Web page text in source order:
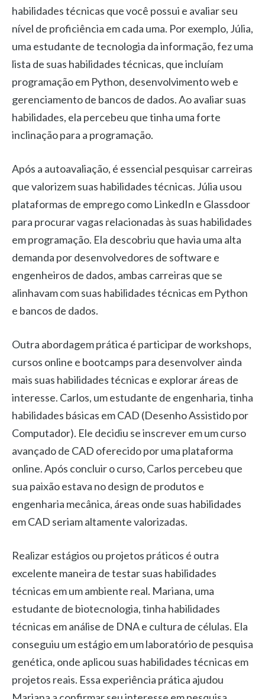
habilidades técnicas que você possui e avaliar seu
nível de proficiência em cada uma. Por exemplo, Júlia,
uma estudante de tecnologia da informação, fez uma
lista de suas habilidades técnicas, que incluíam
programação em Python, desenvolvimento web e
gerenciamento de bancos de dados. Ao avaliar suas
habilidades, ela percebeu que tinha uma forte
inclinação para a programação.
Após a autoavaliação, é essencial pesquisar carreiras
que valorizem suas habilidades técnicas. Júlia usou
plataformas de emprego como LinkedIn e Glassdoor
para procurar vagas relacionadas às suas habilidades
em programação. Ela descobriu que havia uma alta
demanda por desenvolvedores de software e
engenheiros de dados, ambas carreiras que se
alinhavam com suas habilidades técnicas em Python
e bancos de dados.
Outra abordagem prática é participar de workshops,
cursos online e bootcamps para desenvolver ainda
mais suas habilidades técnicas e explorar áreas de
interesse. Carlos, um estudante de engenharia, tinha
habilidades básicas em CAD (Desenho Assistido por
Computador). Ele decidiu se inscrever em um curso
avançado de CAD oferecido por uma plataforma
online. Após concluir o curso, Carlos percebeu que
sua paixão estava no design de produtos e
engenharia mecânica, áreas onde suas habilidades
em CAD seriam altamente valorizadas.
Realizar estágios ou projetos práticos é outra
excelente maneira de testar suas habilidades
técnicas em um ambiente real. Mariana, uma
estudante de biotecnologia, tinha habilidades
técnicas em análise de DNA e cultura de células. Ela
conseguiu um estágio em um laboratório de pesquisa
genética, onde aplicou suas habilidades técnicas em
projetos reais. Essa experiência prática ajudou